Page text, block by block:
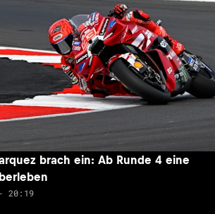
brach ein: Ab Runde 4 eine
20:19